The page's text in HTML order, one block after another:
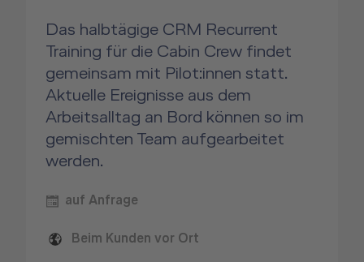
Das halbtägige CRM Recurrent
Training für die Cabin Crew findet
gemeinsam mit Pilot:innen statt.
Aktuelle Ereignisse aus dem
Arbeitsalltag an Bord können so im
gemischten Team aufgearbeitet
werden.
auf Anfrage
Beim Kunden vor Ort